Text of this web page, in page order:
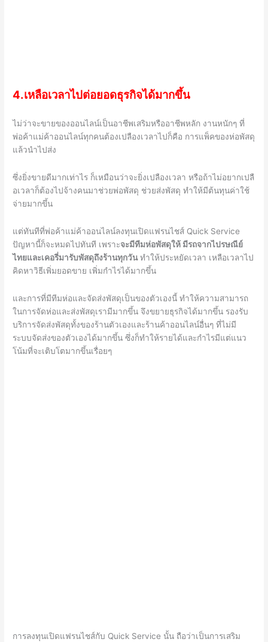
4.เหลือเวลาไปต่อยอดธุรกิจได้มากขึ้น
ไม่ว่าจะขายของออนไลน์เป็นอาชีพเสริมหรืออาชีพหลัก งานหนักๆ ที่
พ่อค้าแม่ค้าออนไลน์ทุกคนต้องเปลืองเวลาไปก็คือ การแพ็คของห่อพัสดุ
แล้วนำไปส่ง
ซึ่งยิ่งขายดีมากเท่าไร ก็เหมือนว่าจะยิ่งเปลืองเวลา หรือถ้าไม่อยากเปลื
อเวลาก็ต้องไปจ้างคนมาช่วยพ่อพัสดุ ช่วยส่งพัสดุ ทำให้มีต้นทุนค่าใช้
จ่ายมากขึ้น
แต่ทันทีที่พ่อค้าแม่ค้าออนไลน์ลงทุนเปิดแฟรนไชส์ Quick Service
ปัญหานี้ก็จะหมดไปทันที เพราะจะมีทีมห่อพัสดุให้ มีรถจากไปรษณีย์
ไทยและเคอรี่มารับพัสดุถึงร้านทุกวันทำให้ประหยัดเวลา เหลือเวลาไป
คิดหาวิธีเพิ่มยอดขาย เพิ่มกำไรได้มากขึ้น
และการที่มีทีมห่อและจัดส่งพัสดุเป็นของตัวเองนี้ ทำให้ความสามารถ
ในการจัดห่อและส่งพัสดุเรามีมากขึ้น จึงขยายธุรกิจได้มากขึ้น รองรับ
บริการจัดส่งพัสดุทั้งของร้านตัวเองและร้านค้าออนไลน์อื่นๆ ที่ไม่มี
ระบบจัดส่งของตัวเองได้มากขึ้น ซึ่งก็ทำให้รายได้และกำไรมีแต่แนว
โน้มที่จะเติบโตมากขึ้นเรื่อยๆ
การลงทุนเปิดแฟรนไชส์กับ Quick Serviceนั้น ถือว่าเป็นการเสริม